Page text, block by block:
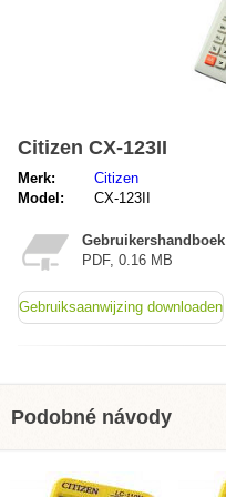
Citizen CX-123II
Merk:
Citizen
Model:
CX-123II
Gebruikershandboek
PDF, 0.16 MB
Gebruiksaanwijzing downloaden
Podobné návody